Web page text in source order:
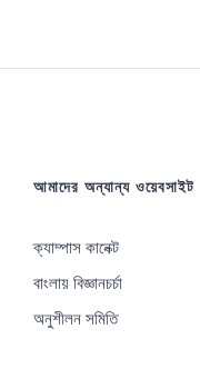
আমাদের অন্যান্য ওয়েবসাইট
ক্যাম্পাস কানেক্ট
বাংলায় বিজ্ঞানচর্চা
অনুশীলন সমিতি